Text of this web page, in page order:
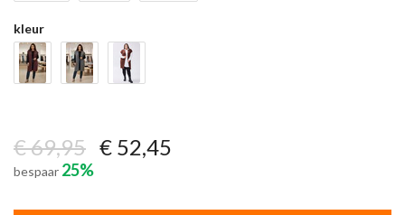
kleur
€ 69,95 € 52,45
bespaar 25%